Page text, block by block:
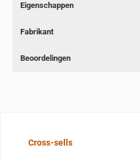
Eigenschappen
Fabrikant
Beoordelingen
Sla de afbeeldingengalerij over
Cross-sells